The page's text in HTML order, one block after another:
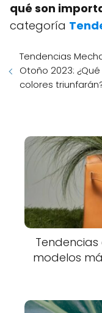
qué son
categoría
Tendencias
Otoño 2023: ¿Qué
colores
modelos